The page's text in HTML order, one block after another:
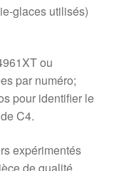
glaces utilisés)
ou
par numéro;
pour identifier le
C4.
expérimentés